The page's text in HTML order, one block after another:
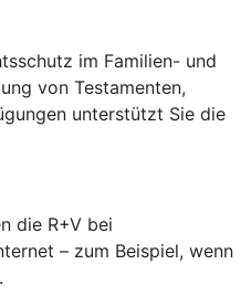
im Familien- und
von Testamenten,
unterstützt Sie die
die R+V bei
– zum Beispiel, wenn